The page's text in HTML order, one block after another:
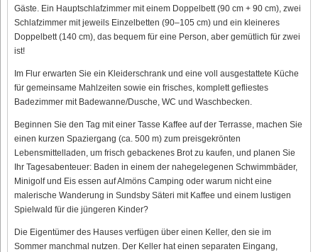
Gäste. Ein Hauptschlafzimmer mit einem Doppelbett (90 cm + 90 cm), zwei
Schlafzimmer mit jeweils Einzelbetten (90–105 cm) und ein kleineres
Doppelbett (140 cm), das bequem für eine Person, aber gemütlich für zwei
ist!
Im Flur erwarten Sie ein Kleiderschrank und eine voll ausgestattete Küche
für gemeinsame Mahlzeiten sowie ein frisches, komplett gefliestes
Badezimmer mit Badewanne/Dusche, WC und Waschbecken.
Beginnen Sie den Tag mit einer Tasse Kaffee auf der Terrasse, machen Sie
einen kurzen Spaziergang (ca. 500 m) zum preisgekrönten
Lebensmittelladen, um frisch gebackenes Brot zu kaufen, und planen Sie
Ihr Tagesabenteuer: Baden in einem der nahegelegenen Schwimmbäder,
Minigolf und Eis essen auf Almöns Camping oder warum nicht eine
malerische Wanderung in Sundsby Säteri mit Kaffee und einem lustigen
Spielwald für die jüngeren Kinder?
Die Eigentümer des Hauses verfügen über einen Keller, den sie im
Sommer manchmal nutzen. Der Keller hat einen separaten Eingang,